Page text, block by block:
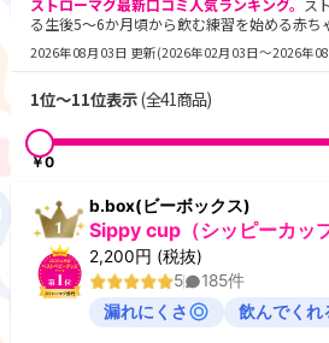
ストローマグ最新口コミ人気ランキング。 ス
る生後5～6か月頃から飲む練習を始める赤ち
2026年08月03日 更新(2026年02月03日〜2026年
1位～11位表示(全41商品)
￥0
b.box(ビーボックス)
Sippy cup（シッピーカップ
2,200円 (税抜)
5 185件
漏れにくさ
飲んでくれ